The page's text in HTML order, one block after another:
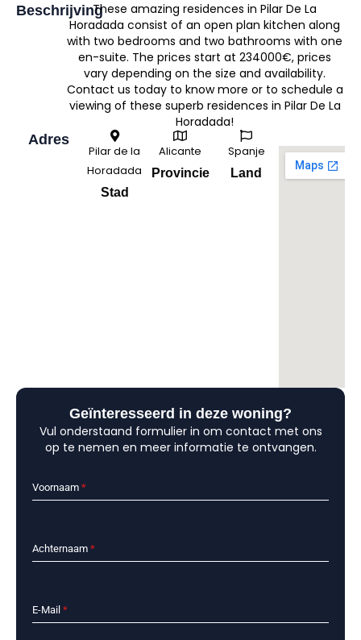
BeschrijvingThese amazing residences in Pilar De La
Horadada consist of an open plan kitchen along
with two bedrooms and two bathrooms with one
en-suite. The prices start at 234000€, prices
vary depending on the size and availability.
Contact us today to know more or to schedule a
viewing of these superb residences in Pilar De La
Horadada!
Adres
Pilar de la
Horadada
Stad
Alicante
Provincie
Spanje
Land
Geïnteresseerd in deze woning?
Vul onderstaand formulier in om contact met ons
op te nemen en meer informatie te ontvangen.
Voornaam *
Achternaam *
E-Mail *